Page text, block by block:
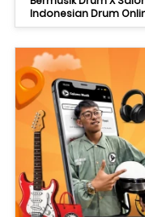
Indonesian Drum